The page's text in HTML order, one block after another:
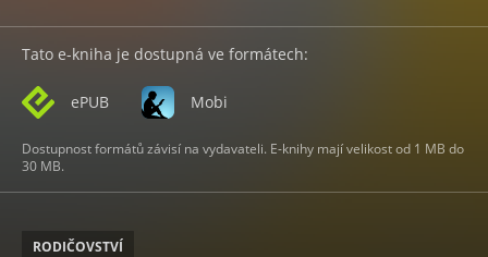
Tato e-kniha je dostupná ve formátech:
ePUB Mobi
Dostupnost formátů závisí na vydavateli. E-knihy mají velikost od 1 MB do
30 MB.
RODIČOVSTVÍ